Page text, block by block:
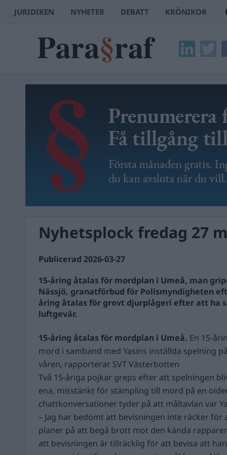
JURIDIKEN NYHETER DEBATT KRÖNIKOR
Nyhetsplock fredag 27
Publicerad 2026-03-27
15-åring åtalas för mordplan i Umeå, man
Nässjö, granatförbud för Polismyndigheten
åring åtalas för grovt djurplågeri efter att ha
luftgevär.
15-åring åtalas för mordplan i Umeå. En 15-
mord i samband med Yasins inställda spelning
våren, rapporterar SVT Västerbotten
Två 15-åriga pojkar greps efter att spelningen
ena, misstänkt för stämpling till mord på en
chattkonversationer tyder på att måltavlan var
– Jag har bedömt att bevisningen inte räcker för
planer på att begå brott mot den kända
att bevisningen är tillräcklig för att bevisa att